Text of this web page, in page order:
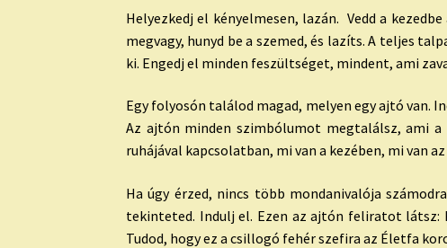
Helyezkedj el kényelmesen, lazán. Vedd a
megvagy, hunyd be a szemed, és lazíts. A teljes
ki. Engedj el minden feszültséget, mindent, ami
Egy folyosón találod magad, melyen egy ajtó van.
Az ajtón minden szimbólumot megtalálsz, ami a
ruhájával kapcsolatban, mi van a kezében, mi
Ha úgy érzed, nincs több mondanivalója
tekinteted. Indulj el. Ezen az ajtón feliratot látsz:
Tudod, hogy ez a csillogó fehér szefira az Életfa